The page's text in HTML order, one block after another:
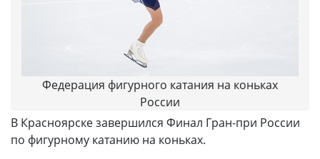
Федерация фигурного катания на коньках
России
В Красноярске завершился Финал Гран-при России
по фигурному катанию на коньках.